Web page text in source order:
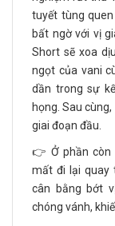
tuyết tùng
bất ngờ với vị
Short sẽ xoa
ngọt của vani
dần trong sự
họng. Sau
giai đoạn đầu.
👉 Ở phần còn
mất đi lại quay
cân bằng bớt
chóng vánh,